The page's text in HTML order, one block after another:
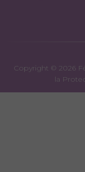
Copyright © 2026
la